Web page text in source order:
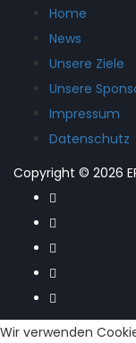
Home
News
Unsere Ziele
Unsere
Impressum
Datenschutz
Copyright © 2026
Wir verwenden